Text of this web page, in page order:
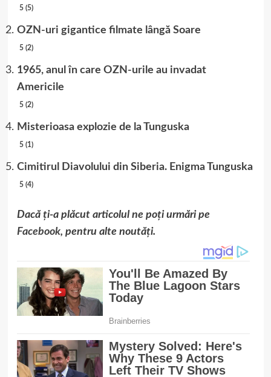
5 (5)
OZN-uri gigantice filmate lângă Soare
5 (2)
1965, anul în care OZN-urile au invadat
Americile
5 (2)
Misterioasa explozie de la Tunguska
5 (1)
Cimitirul Diavolului din Siberia. Enigma Tunguska
5 (4)
Dacă ți-a plăcut articolul ne poți urmări pe
Facebook, pentru alte noutăți.